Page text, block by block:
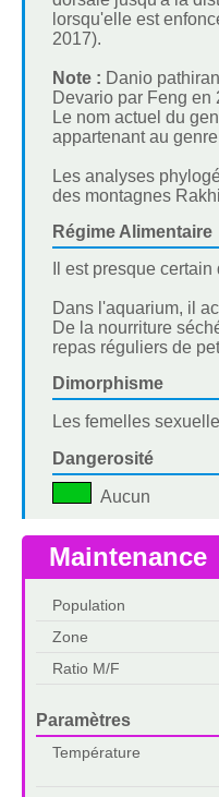
lorsqu'elle est
2017).
Note : Danio
Devario par Feng en
Le nom actuel du
appartenant au
Les analyses
des montagnes
Régime Alimentaire
Il est presque
Dans l'aquarium, il
De la nourriture
repas réguliers de
Dimorphisme
Les femelles
Dangerosité
Aucun
Maintenance
Population
Zone
Ratio M/F
Paramètres
Température